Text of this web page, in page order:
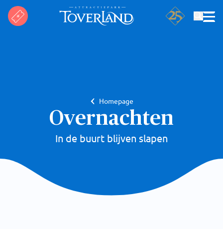
Homepage
Overnachten
In de buurt blijven slapen